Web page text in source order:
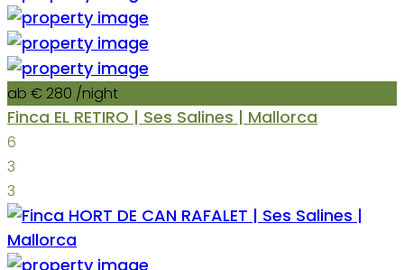
ab € 280 /night
Finca EL RETIRO | Ses Salines | Mallorca
6
3
3